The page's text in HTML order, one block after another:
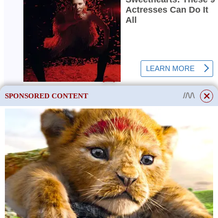
This site uses cookies to store data. By continuing to use the site, you consent
to the use of these files.
OK
SPONSORED CONTENT